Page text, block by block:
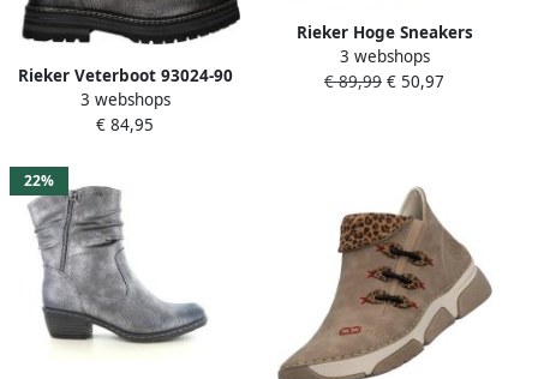
Rieker Veterboot 93024-90
Zilver Platinum Warm
Gevoerd
3 webshops
€ 84,95
Rieker Hoge Sneakers
Bottines Z6614
3 webshops
€ 89,99 € 50,97
22%